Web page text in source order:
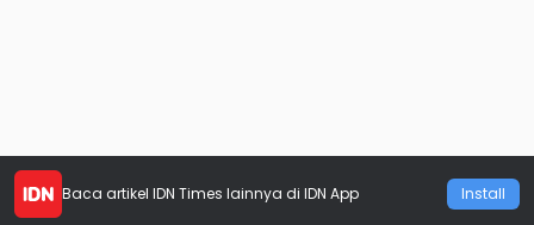
Baca artikel IDN Times lainnya di IDN App Install